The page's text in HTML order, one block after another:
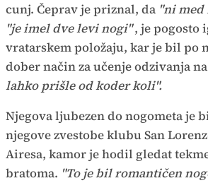
cunj. Čeprav je priznal, da "ni
"je imel dve levi nogi", je pogosto
vratarskem položaju, kar je bil po
dober način za učenje odzivanja na
lahko prišle od koder koli".
Njegova ljubezen do nogometa je
njegove zvestobe klubu San
Airesa, kamor je hodil gledat
bratoma. "To je bil romantičen